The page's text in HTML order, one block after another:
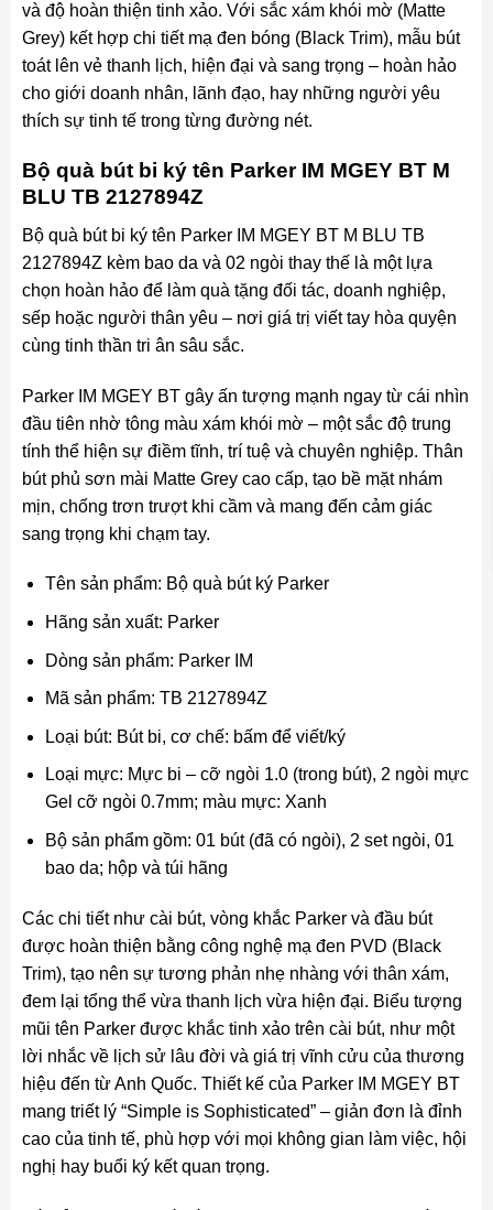
và độ hoàn thiện tinh xảo. Với sắc xám khói mờ (Matte
Grey) kết hợp chi tiết mạ đen bóng (Black Trim), mẫu bút
toát lên vẻ thanh lịch, hiện đại và sang trọng – hoàn hảo
cho giới doanh nhân, lãnh đạo, hay những người yêu
thích sự tinh tế trong từng đường nét.
Bộ quà bút bi ký tên Parker IM MGEY BT M
BLU TB 2127894Z
Bộ quà bút bi ký tên Parker IM MGEY BT M BLU TB
2127894Z kèm bao da và 02 ngòi thay thế là một lựa
chọn hoàn hảo để làm quà tặng đối tác, doanh nghiệp,
sếp hoặc người thân yêu – nơi giá trị viết tay hòa quyện
cùng tinh thần tri ân sâu sắc.
Parker IM MGEY BT gây ấn tượng mạnh ngay từ cái nhìn
đầu tiên nhờ tông màu xám khói mờ – một sắc độ trung
tính thể hiện sự điềm tĩnh, trí tuệ và chuyên nghiệp. Thân
bút phủ sơn mài Matte Grey cao cấp, tạo bề mặt nhám
mịn, chống trơn trượt khi cầm và mang đến cảm giác
sang trọng khi chạm tay.
Tên sản phẩm: Bộ quà bút ký Parker
Hãng sản xuất: Parker
Dòng sản phẩm: Parker IM
Mã sản phẩm: TB 2127894Z
Loại bút: Bút bi, cơ chế: bấm để viết/ký
Loại mực: Mực bi – cỡ ngòi 1.0 (trong bút), 2 ngòi mực
Gel cỡ ngòi 0.7mm; màu mực: Xanh
Bộ sản phẩm gồm: 01 bút (đã có ngòi), 2 set ngòi, 01
bao da; hộp và túi hãng
Các chi tiết như cài bút, vòng khắc Parker và đầu bút
được hoàn thiện bằng công nghệ mạ đen PVD (Black
Trim), tạo nên sự tương phản nhẹ nhàng với thân xám,
đem lại tổng thể vừa thanh lịch vừa hiện đại. Biểu tượng
mũi tên Parker được khắc tinh xảo trên cài bút, như một
lời nhắc về lịch sử lâu đời và giá trị vĩnh cửu của thương
hiệu đến từ Anh Quốc. Thiết kế của Parker IM MGEY BT
mang triết lý “Simple is Sophisticated” – giản đơn là đỉnh
cao của tinh tế, phù hợp với mọi không gian làm việc, hội
nghị hay buổi ký kết quan trọng.